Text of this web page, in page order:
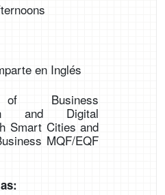
en Inglés
of Business
and Digital
Smart Cities and
MQF/EQF